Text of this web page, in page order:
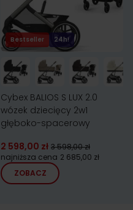
Bestseller 24h!
Cybex BALIOS S LUX 2.0
wózek dziecięcy 2w1
głęboko-spacerowy
2 598,00 zł 3 598,00 zł
najniższa cena 2 685,00 zł
ZOBACZ